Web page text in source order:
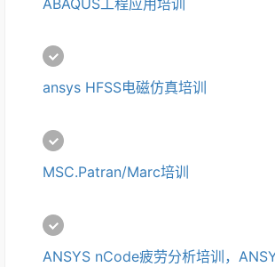
ansys HFSS电磁仿真培训
MSC.Patran/Marc培训